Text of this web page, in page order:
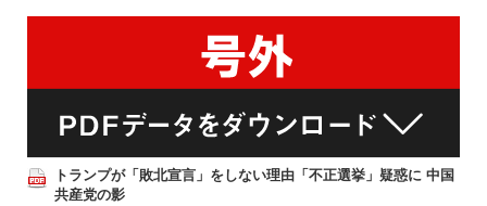
トランプが「敗北宣言」をしない理由「不正選挙」疑惑に 中国
共産党の影